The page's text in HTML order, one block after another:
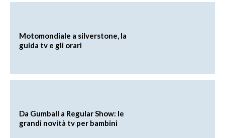
Motomondiale a silverstone, la
guida tv e gli orari
Da Gumball a Regular Show: le
grandi novità tv per bambini